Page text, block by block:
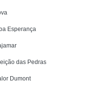
Esperança
das Pedras
Dumont